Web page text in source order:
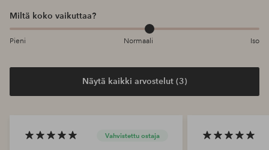
Miltä koko vaikuttaa?
Pieni Normaali Iso
Näytä kaikki arvostelut (3)
Vahvistettu ostaja